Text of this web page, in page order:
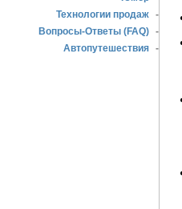
Технологии продаж -
Вопросы-Ответы (FAQ) -
Автопутешествия -